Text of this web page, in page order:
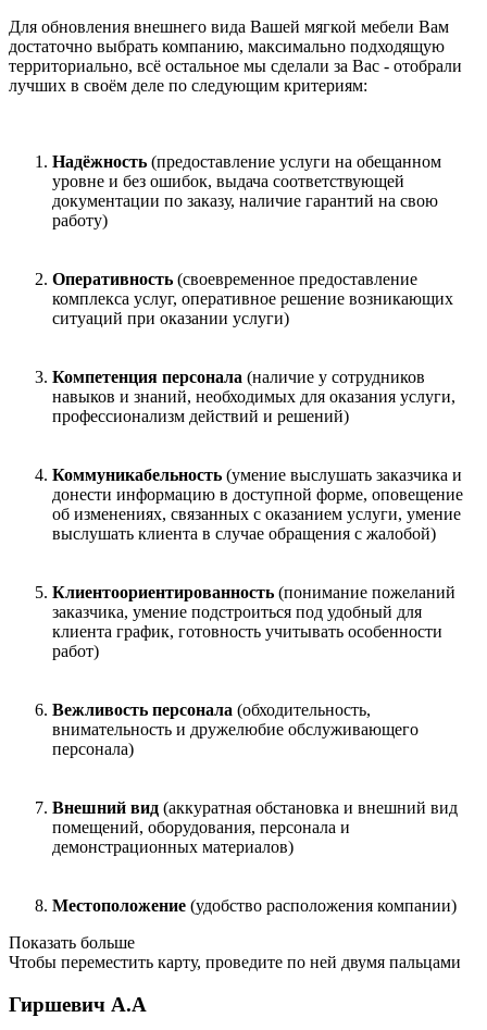
Для обновления внешнего вида Вашей мягкой мебели Вам
достаточно выбрать компанию, максимально подходящую
территориально, всё остальное мы сделали за Вас - отобрали
лучших в своём деле по следующим критериям:
Надёжность (предоставление услуги на обещанном
уровне и без ошибок, выдача соответствующей
документации по заказу, наличие гарантий на свою
работу)
Оперативность (своевременное предоставление
комплекса услуг, оперативное решение возникающих
ситуаций при оказании услуги)
Компетенция персонала (наличие у сотрудников
навыков и знаний, необходимых для оказания услуги,
профессионализм действий и решений)
Коммуникабельность (умение выслушать заказчика и
донести информацию в доступной форме, оповещение
об изменениях, связанных с оказанием услуги, умение
выслушать клиента в случае обращения с жалобой)
Клиентоориентированность (понимание пожеланий
заказчика, умение подстроиться под удобный для
клиента график, готовность учитывать особенности
работ)
Вежливость персонала (обходительность,
внимательность и дружелюбие обслуживающего
персонала)
Внешний вид (аккуратная обстановка и внешний вид
помещений, оборудования, персонала и
демонстрационных материалов)
Местоположение (удобство расположения компании)
Показать больше
Чтобы переместить карту, проведите по ней двумя пальцами
Гиршевич А.А